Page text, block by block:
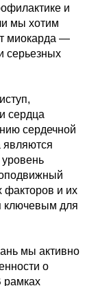
и
мы хотим
миокарда —
серьезных
сердца
сердечной
факторов и их
ключевым для
мы активно
о
рамках